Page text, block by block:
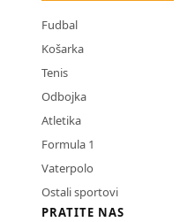
Fudbal
Košarka
Tenis
Odbojka
Atletika
Formula 1
Vaterpolo
Ostali sportovi
PRATITE NAS